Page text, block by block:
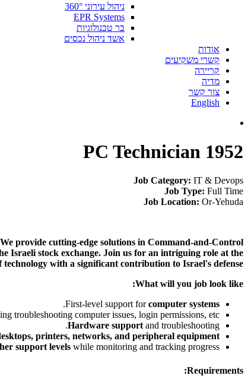
ניהול עירוני 360°
EPR Systems
בר טכנולוגיות
אשד ניהול נכסים
אודות
קשרי משקיעים
קריירה
מדיה
צור קשר
English
PC Technician 1952
Job Category: IT & Devops
Job Type: Full Time
Job Location: Or-Yehuda
We provide cutting-edge solutions in Command-and-Control
Israeli stock exchange. Join us for an intriguing role at the
with a significant contribution to Israel's defense.
What will you job look like:
First-level support forcomputer systems
.
troubleshooting computer issues, login permissions, etc.
Hardware supportand troubleshooting.
printers, networks, and peripheral equipment
support levels while monitoring and tracking progress.
Requirements: